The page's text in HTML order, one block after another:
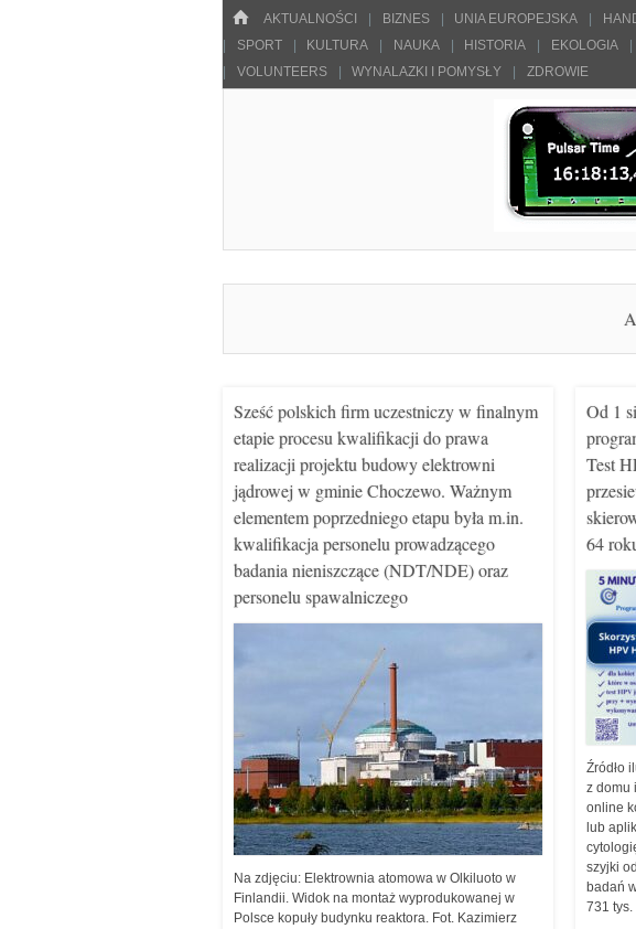
HOME
Menu
SKOCZ DO TREŚCI
AKTUALNOŚCI BIZNES UNIA EUROPEJSKA
SPORT
KULTURA NAUKA HISTORIA EKOLOGIA
VOLUNTEERS
WYNALAZKI I POMYSŁY ZDROWIE
Pulsarowy.pl
Sześć polskich firm uczestniczy w finalnym
etapie procesu kwalifikacji do prawa
realizacji projektu budowy elektrowni
jądrowej w gminie Choczewo. Ważnym
elementem poprzedniego etapu była m.in.
kwalifikacja personelu prowadzącego
badania nieniszczące (NDT/NDE) oraz
personelu spawalniczego
Na zdjęciu: Elektrownia atomowa w Olkiluoto w
Finlandii. Widok na montaż wyprodukowanej w
Polsce kopuły budynku reaktora. Fot. Kazimierz
Od 1
Test
64
Źródło
z domu
online
lub
szyjki
badań
731